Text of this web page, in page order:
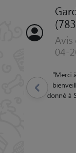
Avis
04-
"Merci
donné à
Précédent